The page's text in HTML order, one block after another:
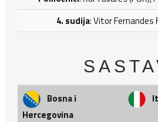
4. sudija: Vitor Fernandes
Bosna i
Hercegovina